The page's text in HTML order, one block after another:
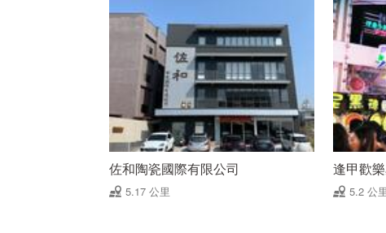
佐和陶瓷國際有限公司
5.17 公里
逢甲歡
5.2 公里